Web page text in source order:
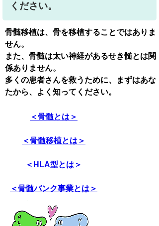
ください。
骨髄移植は、骨を移植することではありま
せん。
また、骨髄は太い神経があるせき髄とは関
係ありません。
多くの患者さんを救うために、まずはあな
たから、よく知ってください。
＜骨髄とは＞
＜骨髄移植とは＞
＜HLA型とは＞
＜骨髄バンク事業とは＞